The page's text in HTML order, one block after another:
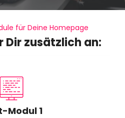
für Deine Homepage
Dir zusätzlich an:
Modul 1